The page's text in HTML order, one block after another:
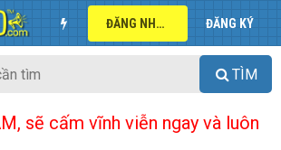
ĐĂNG NHẬP ĐĂNG KÝ
TÌM
sẽ cấm vĩnh viễn ngay và luôn